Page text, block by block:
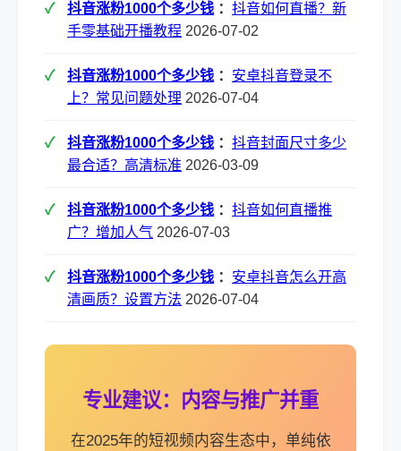
抖音涨粉1000个多少钱 ： 抖音如何直播？新
手零基础开播教程 2026-07-02
抖音涨粉1000个多少钱 ： 安卓抖音登录不
上？常见问题处理 2026-07-04
抖音涨粉1000个多少钱 ： 抖音封面尺寸多少
最合适？高清标准 2026-03-09
抖音涨粉1000个多少钱 ： 抖音如何直播推
广？增加人气 2026-07-03
抖音涨粉1000个多少钱 ： 安卓抖音怎么开高
清画质？设置方法 2026-07-04
专业建议：内容与推广并重
在2025年的短视频内容生态中，单纯依